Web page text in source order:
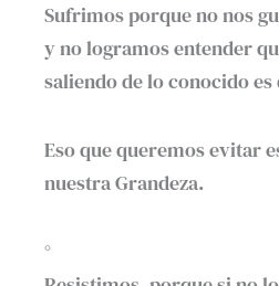
Sufrimos porque no nos
y no logramos entender
saliendo de lo conocido
Eso que queremos evitar
nuestra Grandeza.
°